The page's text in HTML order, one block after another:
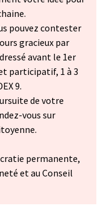
pouvez contester
gracieux par
avant le 1er
participatif, 1 à 3
9.
de votre
vous sur
permanente,
et au Conseil